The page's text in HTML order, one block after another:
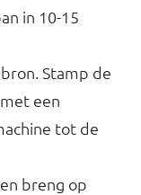
in 10-15
Stamp de
een
tot de
breng op